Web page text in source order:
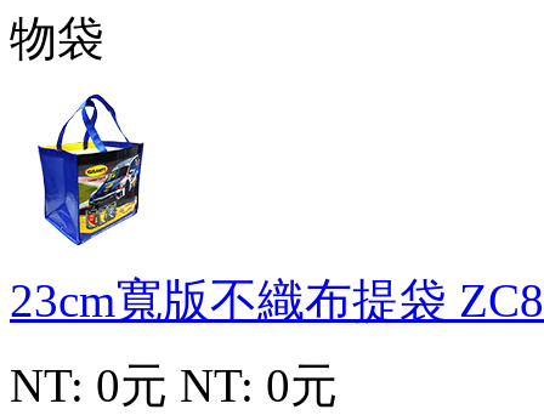
23cm寬版不織布提袋
NT: 0元 NT: 0元